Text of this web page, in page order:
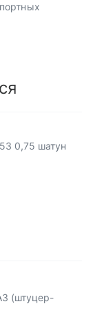
0,75 шатун
(штуцер-